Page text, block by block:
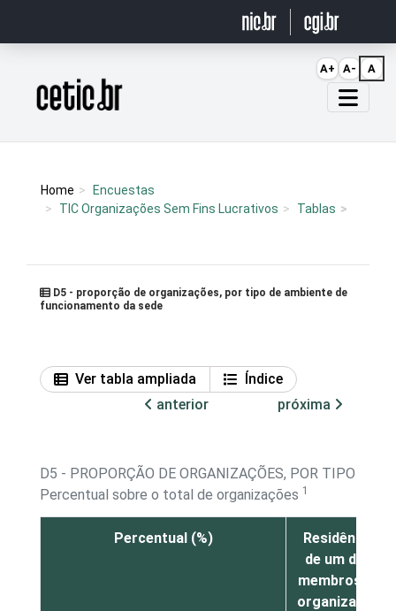
Página inicial
Home
Encuestas
TIC Organizações Sem Fins Lucrativos
Tablas
D5 - proporção de organizações, por tipo de ambiente de
funcionamento da sede
Ver tabla ampliada
Índice
anterior
próxima
D5 - PROPORÇÃO DE ORGANIZAÇÕES, POR TIPO DE
Percentual sobre o total de organizações 1
Percentual (%)
Residência
de um dos
membros da
organização
A+ A- A